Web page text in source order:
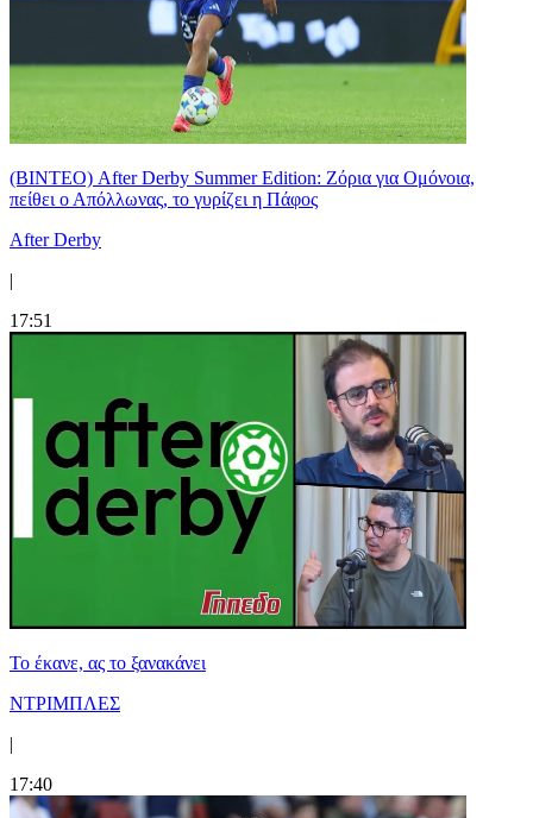
(ΒΙΝΤΕΟ) After Derby Summer Edition: Ζόρια για Ομόνοια,
πείθει ο Απόλλωνας, το γυρίζει η Πάφος
After Derby
|
17:51
Το έκανε, ας το ξανακάνει
ΝΤΡΙΜΠΛΕΣ
|
17:40